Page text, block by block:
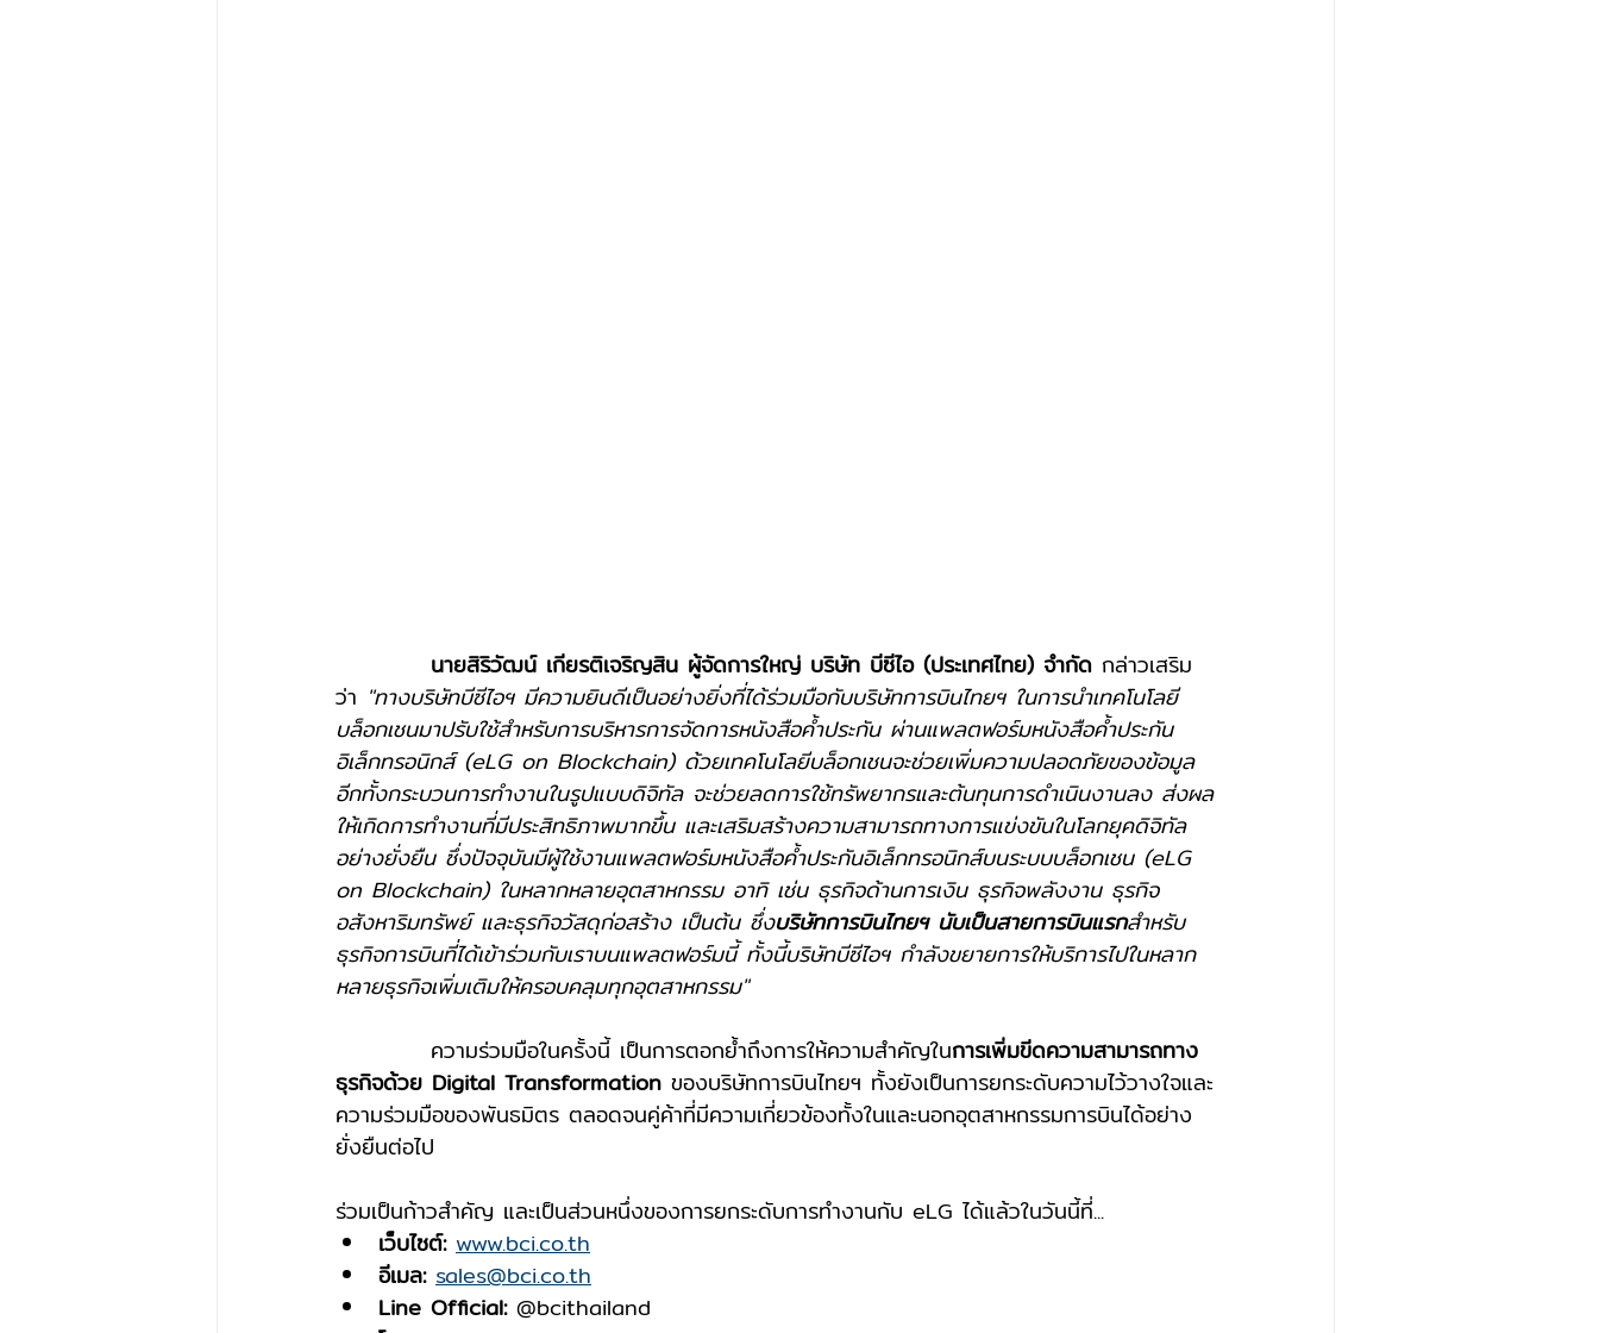
นายสิริวัฒน์ เกียรติเจริญสิน ผู้จัดการใหญ่ บริษัท บีซีไอ (ประเทศไทย) จำกัด กล่าวเสริม
ว่า "ทางบริษัทบีซีไอฯ มีความยินดีเป็นอย่างยิ่งที่ได้ร่วมมือกับบริษัทการบินไทยฯ ในการนำเทคโนโลยี
บล็อกเชนมาปรับใช้สำหรับการบริหารการจัดการหนังสือค้ำประกัน ผ่านแพลตฟอร์มหนังสือค้ำประกัน
อิเล็กทรอนิกส์ (eLG on Blockchain) ด้วยเทคโนโลยีบล็อกเชนจะช่วยเพิ่มความปลอดภัยของข้อมูล
อีกทั้งกระบวนการทำงานในรูปแบบดิจิทัล จะช่วยลดการใช้ทรัพยากรและต้นทุนการดำเนินงานลง ส่งผล
ให้เกิดการทำงานที่มีประสิทธิภาพมากขึ้น และเสริมสร้างความสามารถทางการแข่งขันในโลกยุคดิจิทัล
อย่างยั่งยืน ซึ่งปัจจุบันมีผู้ใช้งานแพลตฟอร์มหนังสือค้ำประกันอิเล็กทรอนิกส์บนระบบบล็อกเชน (eLG
on Blockchain) ในหลากหลายอุตสาหกรรม อาทิ เช่น ธุรกิจด้านการเงิน ธุรกิจพลังงาน ธุรกิจ
อสังหาริมทรัพย์ และธุรกิจวัสดุก่อสร้าง เป็นต้น ซึ่งบริษัทการบินไทยฯ นับเป็นสายการบินแรกสำหรับ
ธุรกิจการบินที่ได้เข้าร่วมกับเราบนแพลตฟอร์มนี้ ทั้งนี้บริษัทบีซีไอฯ กำลังขยายการให้บริการไปในหลาก
หลายธุรกิจเพิ่มเติมให้ครอบคลุมทุกอุตสาหกรรม"
		ความร่วมมือในครั้งนี้ เป็นการตอกย้ำถึงการให้ความสำคัญใน
การเพิ่มขีดความสามารถทาง
ธุรกิจด้วย Digital Transformation ของบริษัทการบินไทยฯ ทั้งยังเป็นการยกระดับความไว้วางใจและ
ความร่วมมือของพันธมิตร ตลอดจนคู่ค้าที่มีความเกี่ยวข้องทั้งในและนอกอุตสาหกรรมการบินได้อย่าง
ยั่งยืนต่อไป
ร่วมเป็นก้าวสำคัญ และเป็นส่วนหนึ่งของการยกระดับการทำงานกับ eLG ได้แล้วในวันนี้ที่...
เว็บไซต์: www.bci.co.th
อีเมล: sales@bci.co.th
Line Official: @bcithailand